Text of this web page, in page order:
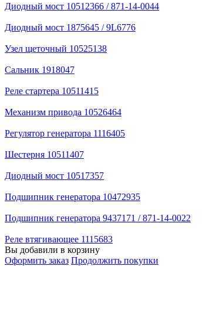
Диодный мост 10512366 / 871-14-0044
Диодный мост 1875645 / 9L6776
Узел щеточный 10525138
Сальник 1918047
Реле стартера 10511415
Механизм привода 10526464
Регулятор генератора 1116405
Шестерня 10511407
Диодный мост 10517357
Подшипник генератора 10472935
Подшипник генератора 9437171 / 871-14-0022
Реле втягивающее 1115683
Вы добавили в корзину
Оформить заказ Продолжить покупки